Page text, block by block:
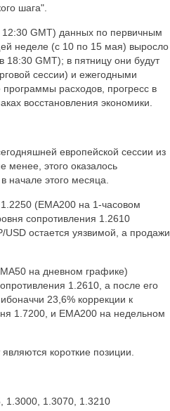
шага".
12:30 GMT) данных по первичным
неделе (с 10 по 15 мая) выросло
GMT); в пятницу они будут
сессии) и ежегодными
расходов, прогресс в
восстановления экономики.
европейской сессии из
менее, этого оказалось
начале этого месяца.
1.2250 (ЕМА200 на 1-часовом
сопротивления 1.2610
остается уязвимой, а продажи
на дневном графике)
1.2610, а после его
23,6% коррекции к
1.7200, и ЕМА200 на недельном
короткие позиции.
1.3000, 1.3070, 1.3210